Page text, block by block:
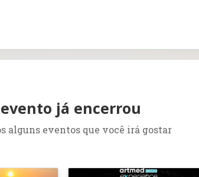
já encerrou
alguns eventos que você irá gostar